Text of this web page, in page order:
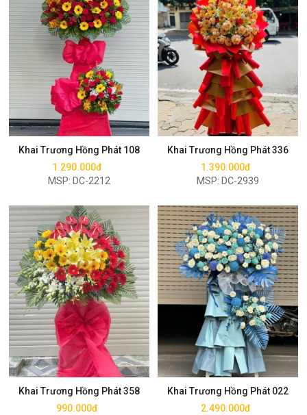
Khai Trương Hồng Phát 108
1.290.000đ
MSP: DC-2212
Mua ngay
Khai Trương Hồng Phát 336
1.390.000đ
MSP: DC-2939
Mua ngay
Khai Trương Hồng Phát 358
990.000đ
Mua ngay
Khai Trương Hồng Phát 022
2.490.000đ
Mua ngay